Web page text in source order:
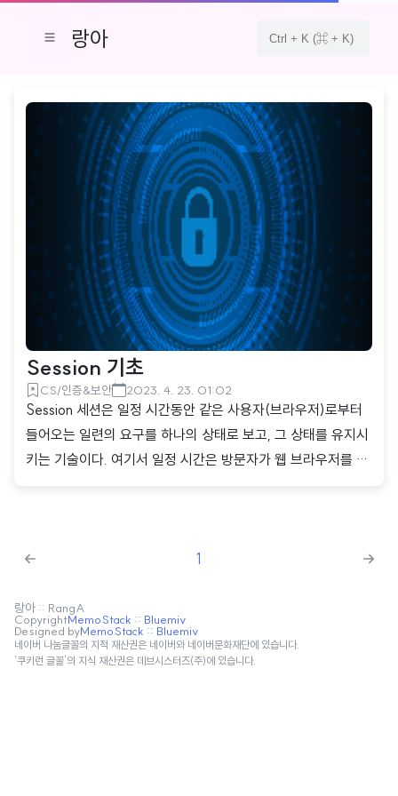
랑아
Session 기초
CS/인증&보안 2023. 4. 23. 01:02
Session 세션은 일정 시간동안 같은 사용자(브라우저)로부터
들어오는 일련의 요구를 하나의 상태로 보고, 그 상태를 유지시
키는 기술이다. 여기서 일정 시간은 방문자가 웹 브라우저를 통
니에 물건을 담으려는 경우 세션 id 부여 이전 클라이언트에서
다. 서버는 DB에 정보를 저장한다. DB는 서버에세 session_id
를 반환한다. 서버는 session_id 를 암호화하고 Set Cookie 메
서드를 통해 쿠키에 담아 클라이언트에게 전달한다. 세션 id 부
1
랑아 :: RangA
CopyrightMemoStack :: Bluemiv
Designed byMemoStack :: Bluemiv
네이버 나눔글꼴의 지적 재산권은 네이버와 네이버문화재단에 있습니다.
'쿠키런 글꼴'의 지식 재산권은 데브시스터즈(주)에 있습니다.